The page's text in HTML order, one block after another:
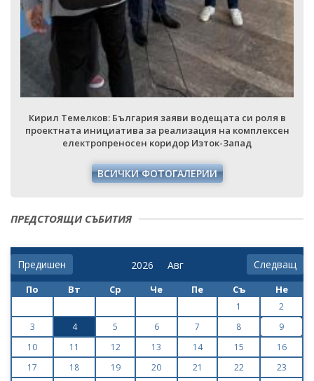
Кирил Темелков: България заяви водещата си роля в
проектната инициатива за реализация на комплексен
електропреносен коридор Изток-Запад
ВСИЧКИ ФОТОГАЛЕРИИ
ПРЕДСТОЯЩИ СЪБИТИЯ
Предишен Следващ
По Вт Ср Че Пе Съ Не
1
2
3
4 5 6 7 8
9
10
11 12 13 14 15
16
17
18 19 20 21 22
23